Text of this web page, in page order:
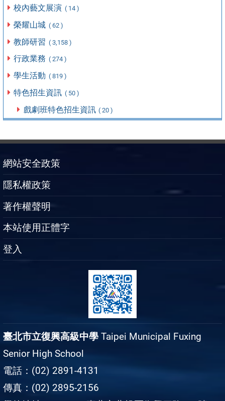
校內藝文展演 ( 14 )
榮耀山城 ( 62 )
教師研習 ( 3,158 )
行政業務 ( 274 )
學生活動 ( 819 )
特色招生資訊 ( 50 )
戲劇班特色招生資訊 ( 20 )
網站安全政策
隱私權政策
著作權聲明
本站使用正體字
登入
臺北市立復興高級中學 Taipei Municipal Fuxing
Senior High School
電話：(02) 2891-4131
傳真：(02) 2895-2156